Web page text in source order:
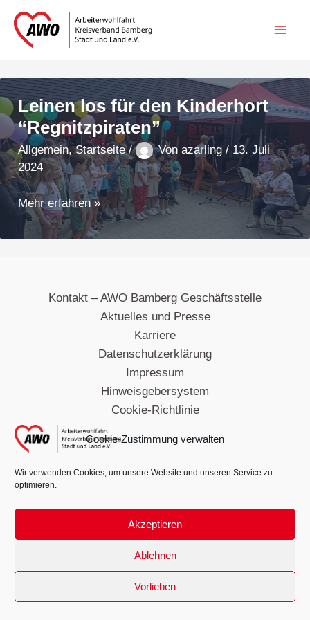
Cookie-Zustimmung verwalten
Wir verwenden Cookies, um unsere Website und unseren Service zu
optimieren.
Akzeptieren
Ablehnen
Vorlieben
Zum
Inhalt
springen
Leinen los für den Kinderhort
“Regnitzpiraten”
Allgemein,Startseite/ Von azarling / 13. Juli
2024
Leinen
los
für
“Regnitzpiraten”
Mehr erfahren »
Kontakt – AWO Bamberg Geschäftsstelle
Aktuelles und Presse
Karriere
Datenschutzerklärung
Impressum
Hinweisgebersystem
Cookie-Richtlinie
Barrierefreiheitserklärung
Copyright ©AWO Kreisverband Bamberg